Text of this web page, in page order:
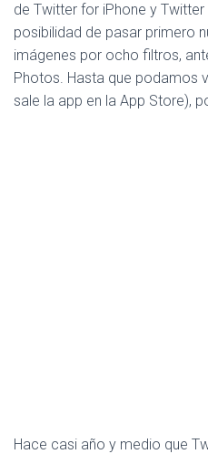
de Twitter for iPhone y
posibilidad de pasar primero
imágenes por ocho filtros,
Photos. Hasta que podamos
sale la app en la App Store),
Hace casi año y medio que